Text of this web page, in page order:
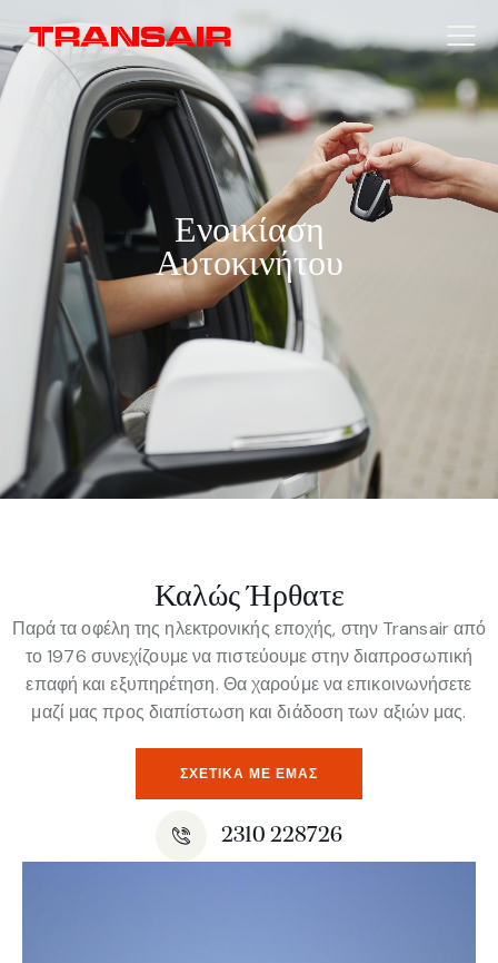
Ενοικίαση
Αυτοκινήτου
Καλώς Ήρθατε
Παρά τα οφέλη της ηλεκτρονικής εποχής, στην Transair από
το 1976 συνεχίζουμε να πιστεύουμε στην διαπροσωπική
επαφή και εξυπηρέτηση. Θα χαρούμε να επικοινωνήσετε
μαζί μας προς διαπίστωση και διάδοση των αξιών μας.
ΣΧΕΤΙΚΆ ΜΕ ΕΜΆΣ
2310 228726